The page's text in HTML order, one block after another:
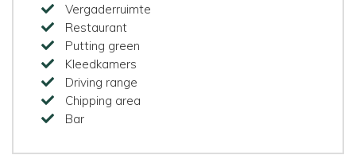
Vergaderruimte
Restaurant
Putting green
Kleedkamers
Driving range
Chipping area
Bar